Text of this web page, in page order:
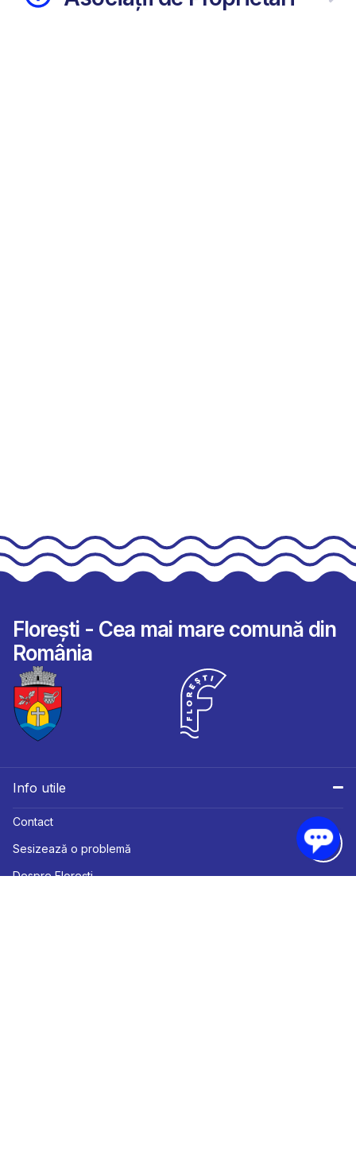
Florești - Cea mai mare comună din
România
Info utile
Contact
Sesizează o problemă
Despre Florești